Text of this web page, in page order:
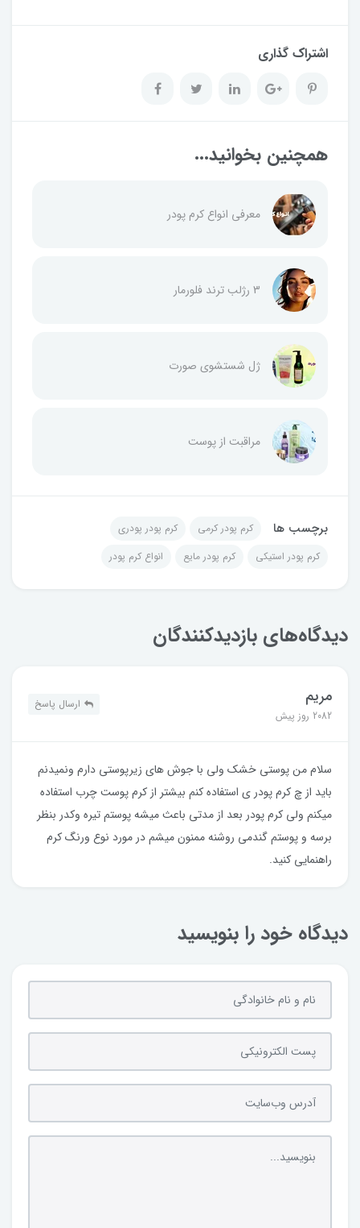
اشتراک گذاری
همچنین بخوانید...
معرفی انواع کرم پودر
3 رژلب ترند فلورمار
ژل شستشوی صورت
مراقبت از پوست
برچسب ها کرم پودر کرمی
کرم پودر پودری
کرم پودر استیکی
کرم پودر مایع انواع کرم پودر
دیدگاه‌های بازدیدکنندگان
مریم
2082 روز پیش
ارسال پاسخ
سلام من پوستی خشک ولی با جوش های زیرپوستی دارم ونمیدنم
باید از چ کرم پودر ی استفاده کنم بیشتر از کرم پوست چرب استفاده
میکنم ولی کرم پودر بعد از مدتی باعث میشه پوستم تیره وکدر بنظر
برسه و پوستم گندمی روشنه ممنون میشم در مورد نوع ورنگ کرم
راهنمایی کنید.
دیدگاه خود را بنویسید